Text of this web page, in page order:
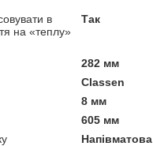
в
на «теплу»
Так
282 мм
Classen
8 мм
605 мм
Напівматова